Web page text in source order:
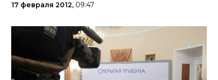
17 февраля 2012, 09:47